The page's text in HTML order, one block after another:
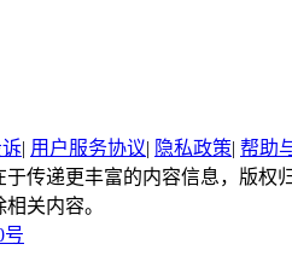
| 用户服务协议| 隐私政策| 帮助
传递更丰富的内容信息，版
关内容。
号